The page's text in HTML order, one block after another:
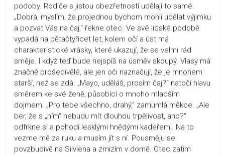
podoby. Rodiče s jistou obezřetností udělají to samé.
„Dobrá, myslím, že projednou bychom mohli udělat výjimku
a pozvat Vás na čaj,“ řekne otec. Ve své lidské podobě
vypadá na pětačtyřicet let, kolem očí a úst má
charakteristické vrásky, které ukazují, že se velmi rád
směje. I když teď bude nejspíš na úsměv skoupý. Vlasy má
značně prošedivělé, ale jen oči naznačují, že je mnohem
starší, než se zdá. „Mayo, uděláš, prosím čaj?“ natočí hlavu
směrem ke své ženě, působící o mnoho mladším
dojmem. „Pro tebe všechno, drahý,“ zamumlá měkce. „Ale
ber, že s „ním“ nebudu mít dlouhou trpělivost, ano?“
odfrkne si a pohodí lesklými hnědými kadeřemi. Na to
vezme mě za ruku a musím jít s ní. Pousměju se
povzbudivě na Silviena a zmizím v domě. Otec zatím